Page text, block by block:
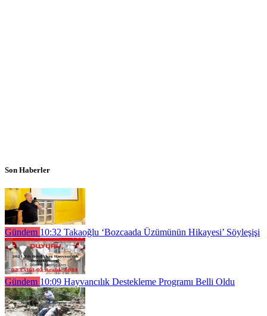
Son Haberler
Gündem 10:32 Takaoğlu ‘Bozcaada Üzümünün Hikayesi’ Söyleşişi
Gündem 10:09 Hayvancılık Destekleme Programı Belli Oldu